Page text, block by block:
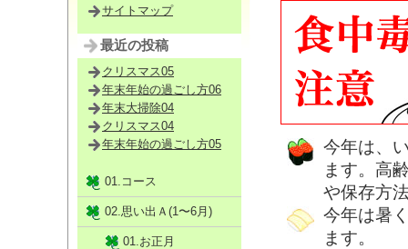
今年は、
ます。高
や保存方
今年は暑
ます。
サイトマップ
最近の投稿
クリスマス05
年末年始の過ごし方06
年末大掃除04
クリスマス04
年末年始の過ごし方05
01.コース
02.思い出Ａ(1〜6月)
01.お正月